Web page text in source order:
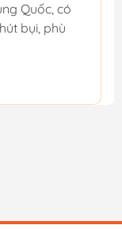
Quốc, có
bụi, phù